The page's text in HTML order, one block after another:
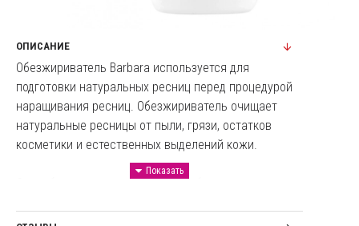
ОПИСАНИЕ
Обезжириватель Barbara используется для
подготовки натуральных ресниц перед процедурой
наращивания ресниц. Обезжириватель очищает
натуральные ресницы от пыли, грязи, остатков
косметики и естественных выделений кожи.
Способ применения: нанесите небольшое
и обработайте натуральные ресницы от основания